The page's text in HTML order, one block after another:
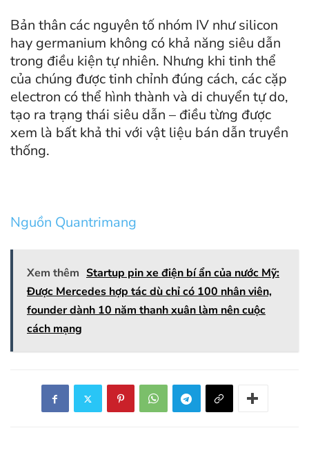
Bản thân các nguyên tố nhóm IV như silicon
hay germanium không có khả năng siêu dẫn
trong điều kiện tự nhiên. Nhưng khi tinh thể
của chúng được tinh chỉnh đúng cách, các cặp
electron có thể hình thành và di chuyển tự do,
tạo ra trạng thái siêu dẫn – điều từng được
xem là bất khả thi với vật liệu bán dẫn truyền
thống.
Nguồn Quantrimang
Xem thêm Startup pin xe điện bí ẩn của nước Mỹ:
Được Mercedes hợp tác dù chỉ có 100 nhân viên,
founder dành 10 năm thanh xuân làm nên cuộc
cách mạng